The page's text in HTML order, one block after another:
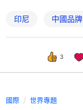
印尼 中國品牌
3
國際 世界專題